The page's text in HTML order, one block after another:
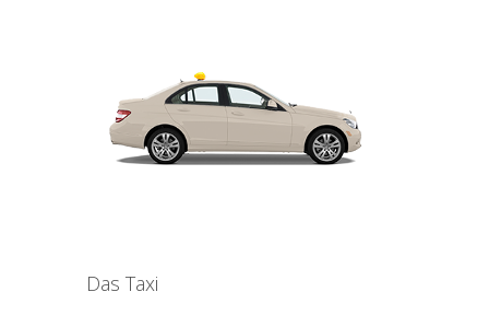
Das Taxi